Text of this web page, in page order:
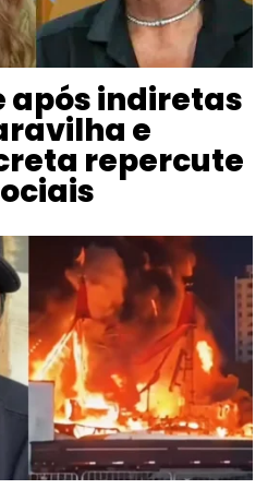
após indiretas
e
repercute